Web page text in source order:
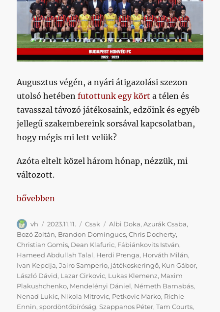
Augusztus végén, a nyári átigazolási szezon
utolsó hetébenfutottunk egy kört a télen és
tavasszal távozó játékosaink, edzőink és egyéb
jellegű szakembereink sorsával kapcsolatban,
hogy mégis mi lett velük?
Azóta eltelt közel három hónap, nézzük, mi
változott.
„Hurrá, Richlordnak csaknem fél év után lett végre
bővebben
Szerző
vh Közzétéve
2023.11.11. Kategória
Csak Címke
Albi Doka,Azurák Csaba,
Bozó Zoltán, Brandon Domingues,Chris Docherty,
Christian Gomis, Dean Klafuric, Fábiánkovits István,
Hameed Abdullah Talal, Herdi Prenga, Horváth Milán,
Ivan Kepcija,Jairo Samperio, játékoskeringő, Kun Gábor,
László Dávid, Lazar Cirkovic, Lukas Klemenz, Maxim
Plakushchenko, Mendelényi Dániel, Németh Barnabás,
Nenad Lukic, Nikola Mitrovic, Petkovic Marko, Richie
Ennin,spordöntőbíróság,Szappanos Péter,Tam Courts,